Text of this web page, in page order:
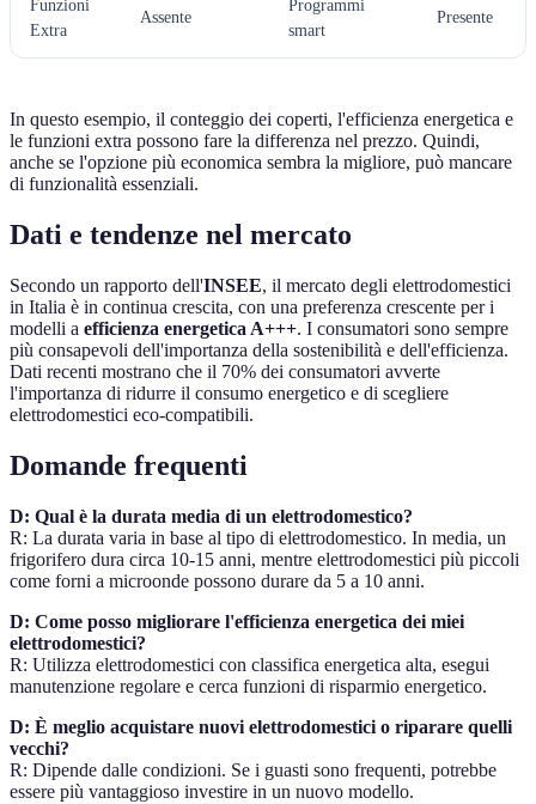
Funzioni
Extra
Assente
Programmi
smart
Presente
In questo esempio, il conteggio dei coperti, l'efficienza energetica e
le funzioni extra possono fare la differenza nel prezzo. Quindi,
anche se l'opzione più economica sembra la migliore, può mancare
di funzionalità essenziali.
Dati e tendenze nel mercato
Secondo un rapporto dell'INSEE, il mercato degli elettrodomestici
in Italia è in continua crescita, con una preferenza crescente per i
modelli a efficienza energetica A+++. I consumatori sono sempre
più consapevoli dell'importanza della sostenibilità e dell'efficienza.
Dati recenti mostrano che il 70% dei consumatori avverte
l'importanza di ridurre il consumo energetico e di scegliere
elettrodomestici eco-compatibili.
Domande frequenti
D: Qual è la durata media di un elettrodomestico?
R: La durata varia in base al tipo di elettrodomestico. In media, un
frigorifero dura circa 10-15 anni, mentre elettrodomestici più piccoli
come forni a microonde possono durare da 5 a 10 anni.
D: Come posso migliorare l'efficienza energetica dei miei
elettrodomestici?
R: Utilizza elettrodomestici con classifica energetica alta, esegui
manutenzione regolare e cerca funzioni di risparmio energetico.
D: È meglio acquistare nuovi elettrodomestici o riparare quelli
vecchi?
R: Dipende dalle condizioni. Se i guasti sono frequenti, potrebbe
essere più vantaggioso investire in un nuovo modello.